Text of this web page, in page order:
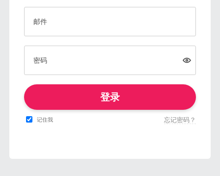
邮件
密码
登录
记住我 忘记密码？